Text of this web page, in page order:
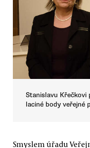
Stanislavu Křečkovi
laciné body veřejné
Smyslem úřadu